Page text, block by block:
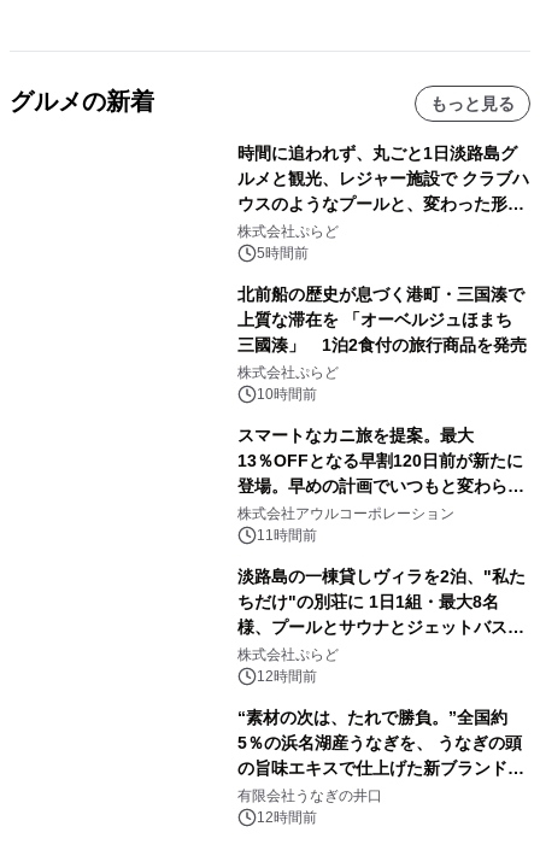
グルメの新着 もっと見る
時間に追われず、丸ごと1日淡路島グ
ルメと観光、レジャー施設で クラブハ
ウスのようなプールと、変わった形の
サウナも 「THE BOXY AWAJI」のお
得な素泊まり連泊プランで
株式会社ぷらど
5時間前
北前船の歴史が息づく港町・三国湊で
上質な滞在を 「オーベルジュほまち
三國湊」 1泊2食付の旅行商品を発売
株式会社ぷらど
10時間前
スマートなカニ旅を提案。最大
13％OFFとなる早割120日前が新たに
登場。早めの計画でいつもと変わらぬ
大人の冬旅を。ー夕日ヶ浦温泉「佳松
苑 別邸ふうか」ー
株式会社アウルコーポレーション
11時間前
淡路島の一棟貸しヴィラを2泊、"私た
ちだけ"の別荘に 1日1組・最大8名
様、プールとサウナとジェットバス付
きで Villa Mon Temps AWAJIの連泊
素泊りプラン
株式会社ぷらど
12時間前
“素材の次は、たれで勝負。”全国約
5％の浜名湖産うなぎを、 うなぎの頭
の旨味エキスで仕上げた新ブランド
「井口の誉」誕生
有限会社うなぎの井口
12時間前